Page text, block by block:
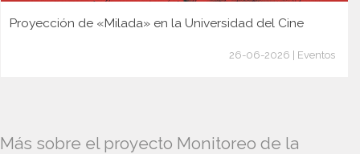
Proyección de «Milada» en la Universidad del Cine
26-06-2026 | Eventos
Más sobre el proyecto Monitoreo de la